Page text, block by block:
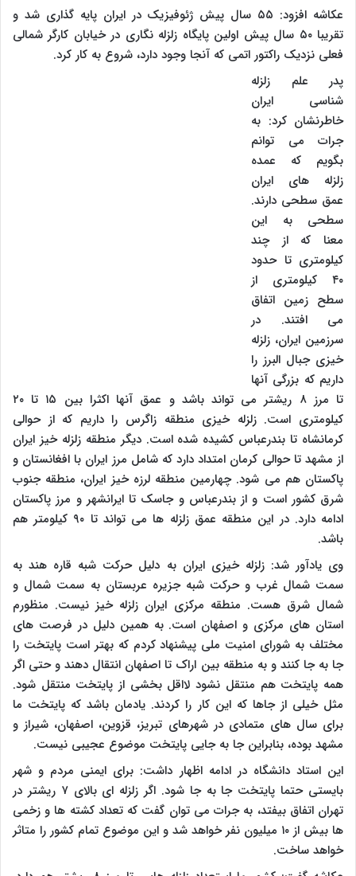
عکاشه افزود: ۵۵ سال پیش ژئوفیزیک در ایران پایه گذاری شد و
تقریبا ۵۰ سال پیش اولین پایگاه زلزله نگاری در خیابان کارگر شمالی
فعلی نزدیک راکتور اتمی که آنجا وجود دارد، شروع به کار کرد.
پدر علم زلزله
شناسی ایران
خاطرنشان کرد: به
جرات می توانم
بگویم که عمده
زلزله های ایران
عمق سطحی دارند.
سطحی به این
معنا که از چند
کیلومتری تا حدود
۴۰ کیلومتری از
سطح زمین اتفاق
می افتند. در
سرزمین ایران، زلزله
خیزی جبال البرز را
داریم که بزرگی آنها
تا مرز ۸ ریشتر می تواند باشد و عمق آنها اکثرا بین ۱۵ تا ۲۰
کیلومتری است. زلزله خیزی منطقه زاگرس را داریم که از حوالی
کرمانشاه تا بندرعباس کشیده شده است. دیگر منطقه زلزله خیز ایران
از مشهد تا حوالی کرمان امتداد دارد که شامل مرز ایران با افغانستان و
پاکستان هم می شود. چهارمین منطقه لرزه خیز ایران، منطقه جنوب
شرق کشور است و از بندرعباس و جاسک تا ایرانشهر و مرز پاکستان
ادامه دارد. در این منطقه عمق زلزله ها می تواند تا ۹۰ کیلومتر هم
باشد.
وی یادآور شد: زلزله خیزی ایران به دلیل حرکت شبه قاره هند به
سمت شمال غرب و حرکت شبه جزیره عربستان به سمت شمال و
شمال شرق هست. منطقه مرکزی ایران زلزله خیز نیست. منظورم
استان های مرکزی و اصفهان است. به همین دلیل در فرصت های
مختلف به شورای امنیت ملی پیشنهاد کردم که بهتر است پایتخت را
جا به جا کنند و به منطقه بین اراک تا اصفهان انتقال دهند و حتی اگر
همه پایتخت هم منتقل نشود لااقل بخشی از پایتخت منتقل شود.
مثل خیلی از جاها که این کار را کردند. یادمان باشد که پایتخت ما
برای سال های متمادی در شهرهای تبریز، قزوین، اصفهان، شیراز و
مشهد بوده، بنابراین جا به جایی پایتخت موضوع عجیبی نیست.
این استاد دانشگاه در ادامه اظهار داشت: برای ایمنی مردم و شهر
بایستی حتما پایتخت جا به جا شود. اگر زلزله ای بالای ۷ ریشتر در
تهران اتفاق بیفتد، به جرات می توان گفت که تعداد کشته ها و زخمی
ها بیش از ۱۰ میلیون نفر خواهد شد و این موضوع تمام کشور را متاثر
خواهد ساخت.